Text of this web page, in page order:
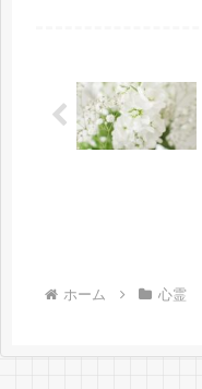
ホーム 心霊